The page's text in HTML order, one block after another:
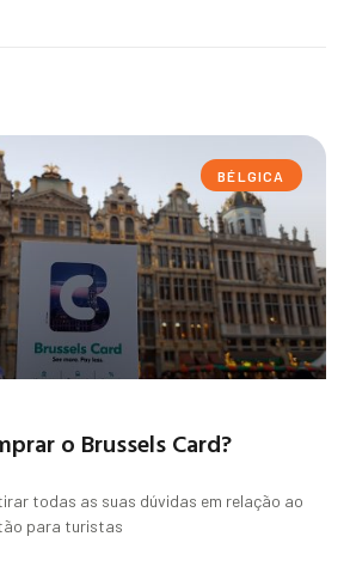
BÉLGICA
o Brussels Card?
todas as suas dúvidas em relação ao
para turistas